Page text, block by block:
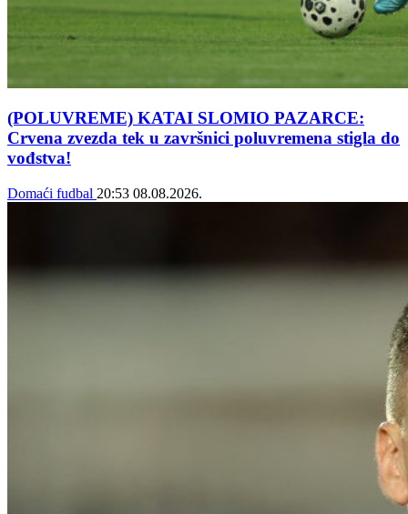
(POLUVREME) KATAI SLOMIO PAZARCE:
Crvena zvezda tek u završnici poluvremena stigla do
vođstva!
Domaći fudbal 20:53 08.08.2026.